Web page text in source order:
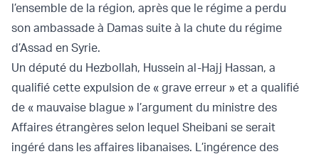
l’ensemble de la région, après que le régime a perdu
son ambassade à Damas suite à la chute du régime
d’Assad en Syrie.
Un député du Hezbollah, Hussein al-Hajj Hassan, a
qualifié cette expulsion de « grave erreur » et a qualifié
de « mauvaise blague » l’argument du ministre des
Affaires étrangères selon lequel Sheibani se serait
ingéré dans les affaires libanaises. L’ingérence des